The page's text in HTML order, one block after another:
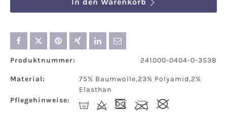
Produktnummer: 241000-0404-0-3538
Material:
75% Baumwolle,23% Polyamid,2%
Elasthan
Pflegehinweise:
I d - l #